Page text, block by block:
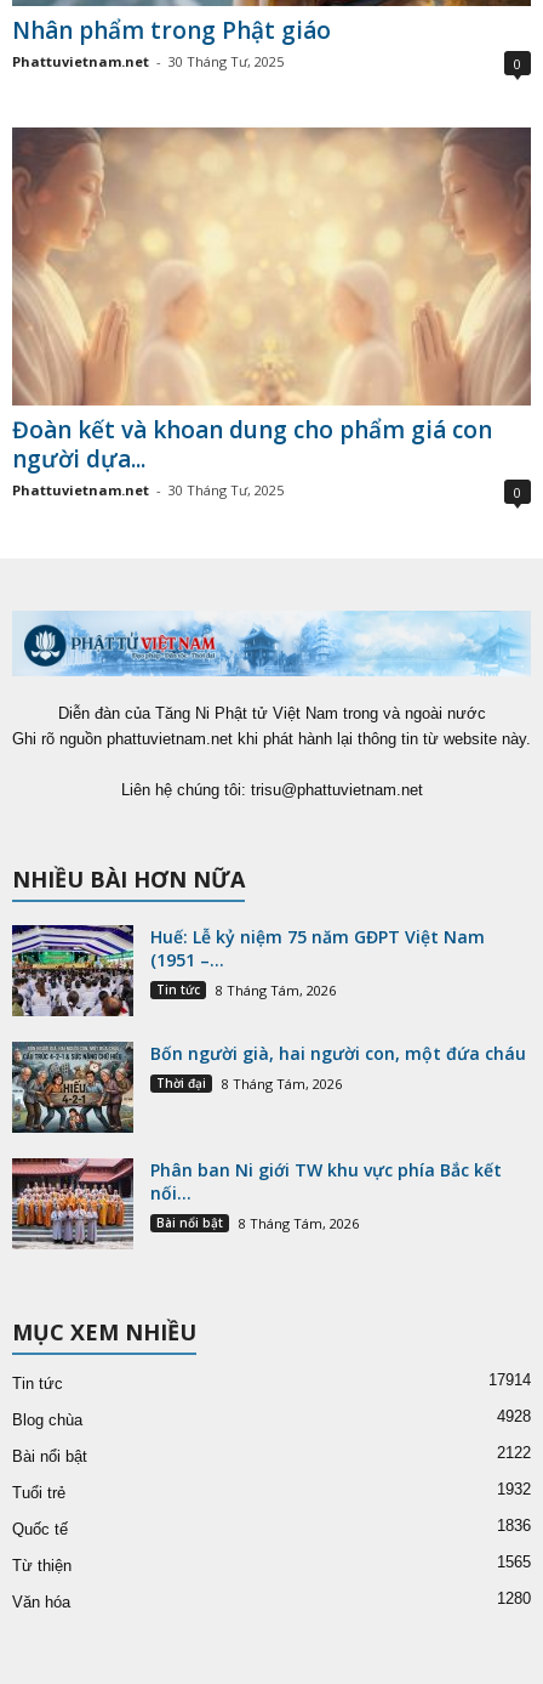
Nhân phẩm trong Phật giáo
Phattuvietnam.net - 30 Tháng Tư, 2025 0
Đoàn kết và khoan dung cho phẩm giá con
người dựa...
Phattuvietnam.net - 30 Tháng Tư, 2025 0
Diễn đàn của Tăng Ni Phật tử Việt Nam trong và ngoài nước
Ghi rõ nguồn phattuvietnam.net khi phát hành lại thông tin từ website này.
Liên hệ chúng tôi: trisu@phattuvietnam.net
NHIỀU BÀI HƠN NỮA
Huế: Lễ kỷ niệm 75 năm GĐPT Việt Nam
(1951 –...
Tin tức 8 Tháng Tám, 2026
Bốn người già, hai người con, một đứa cháu
Thời đại 8 Tháng Tám, 2026
Phân ban Ni giới TW khu vực phía Bắc kết
nối...
Bài nổi bật 8 Tháng Tám, 2026
MỤC XEM NHIỀU
Tin tức 17914
Blog chùa 4928
Bài nổi bật 2122
Tuổi trẻ 1932
Quốc tế 1836
Từ thiện 1565
Văn hóa 1280